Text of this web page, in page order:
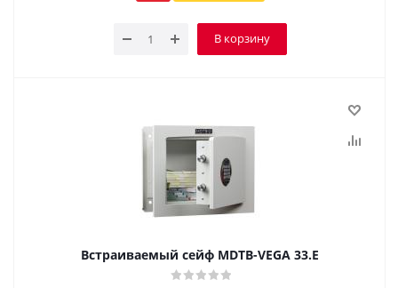
В корзину
Встраиваемый сейф MDTB-VEGA 33.E